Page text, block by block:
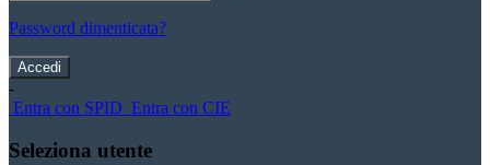
Password dimenticata?
-
Entra con SPID Entra con CIE
Seleziona utente